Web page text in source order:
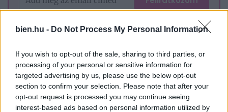
bien.hu - Do Not Process My Personal Information
If you wish to opt-out of the sale, sharing to third parties, or
processing of your personal or sensitive information for
targeted advertising by us, please use the below opt-out
section to confirm your selection. Please note that after your
opt-out request is processed you may continue seeing
interest-based ads based on personal information utilized by
Hozzájárulok, hogy a Bien.hu hírlevelet küldjön nekem. Az
adatkezelési tájékoztatótmegismertem. A hozzájárulásom
bármikor visszavonható a levelek alján lévő leiratkozó
🎥 Kanállal ette a pörköltet – ezért lett vége a
kapcsolatnak